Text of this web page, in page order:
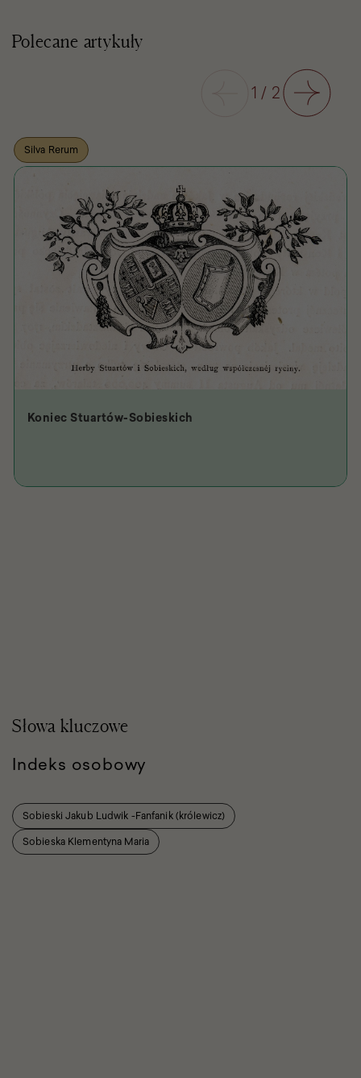
Polecane artykuły
1 / 2 Następny
Silva Rerum
Koniec Stuartów-Sobieskich
Słowa kluczowe
Indeks osobowy
Sobieski Jakub Ludwik -Fanfanik (królewicz)
Sobieska Klementyna Maria